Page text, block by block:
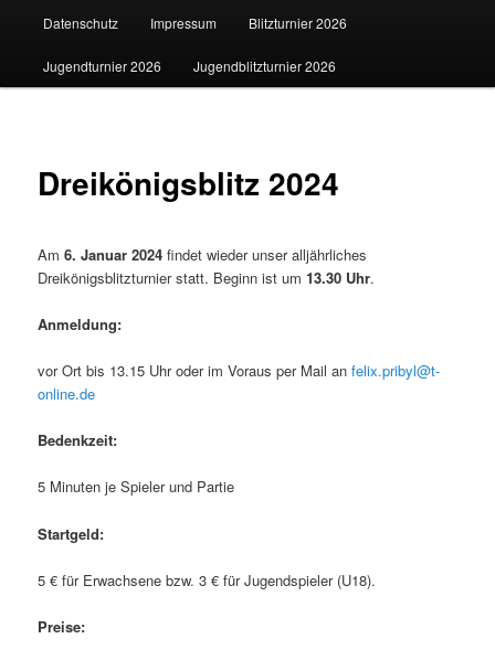
Datenschutz Impressum Blitzturnier 2026
Jugendturnier 2026 Jugendblitzturnier 2026
Dreikönigsblitz 2024
Am6. Januar 2024 findet wieder unser alljährliches
Dreikönigsblitzturnier statt. Beginn ist um13.30 Uhr.
Anmeldung:
vor Ort bis 13.15 Uhr oder im Voraus per Mail anfelix.pribyl@t-
online.de
Bedenkzeit:
5 Minuten je Spieler und Partie
Startgeld:
5 € für Erwachsene bzw. 3 € für Jugendspieler (U18).
Preise: